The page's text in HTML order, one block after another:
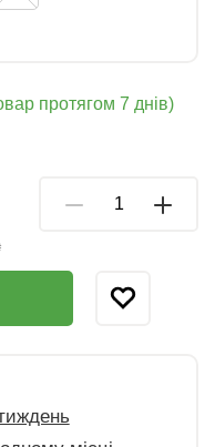
протягом 7 днів)